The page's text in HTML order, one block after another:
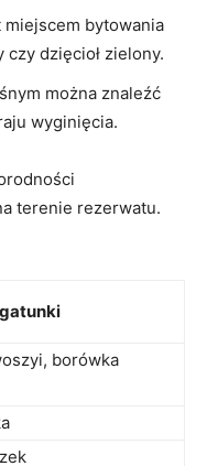
miejscem bytowania
dzięcioł ‍zielony.
można‍ znaleźć
wyginięcia.
terenie rezerwatu.
borówka​